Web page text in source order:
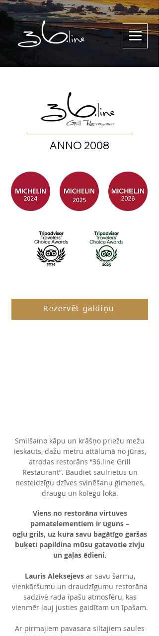
ANNO 2008
Rezervēt galdiņu
Smilšaino kāpu un krāšņo priežu mežu
ieskauts, dažu metru attālumā no jūras,
atrodas restorāns “36.line Grill
Restaurant”. Baudiet saulrietus un
nesteidzīgu dzīves svinēšanu ģimenes,
draugu un kolēģu lokā.
Viens no restorāna virtuves
pamatelementiem ir uguns –
ogļu grils, uz kura savu bagātīgo garšas
buķeti papildina mūsu gatavotie zivju
un gaļas ēdieni.
Lauris Aleksejevs ar savu šarmu,
vienkāršumu un draudzīgumu restorāna
sadzīvē rada īpašu atmosfēru, kas
vienmēr ļauj justies gaidītam un īpašam.
Ar pirmajiem pavasara siltajiem saules